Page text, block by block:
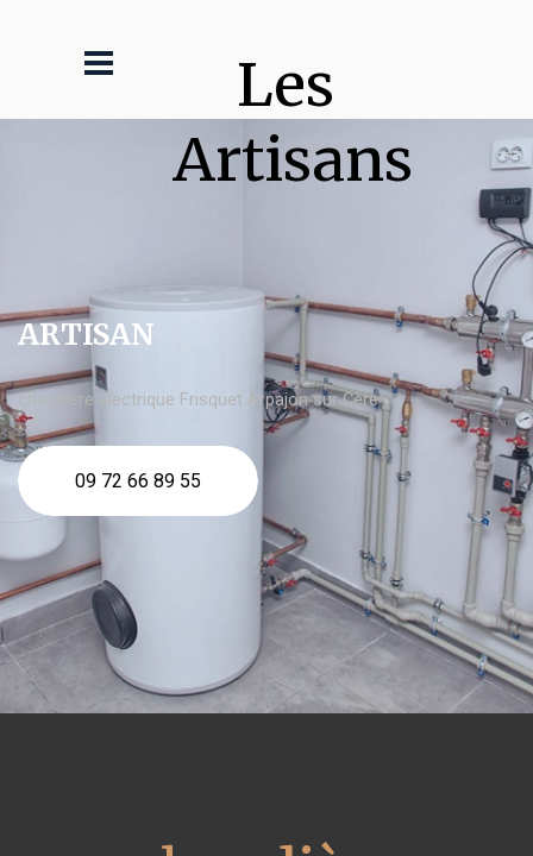
Les
Artisans
ARTISAN
chaudière électrique Frisquet Arpajon sur Cère
09 72 66 89 55